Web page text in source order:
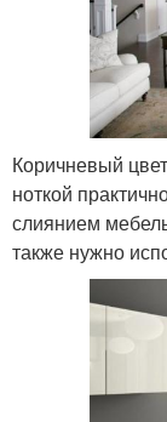
Коричневый
ноткой
слиянием
также нужно